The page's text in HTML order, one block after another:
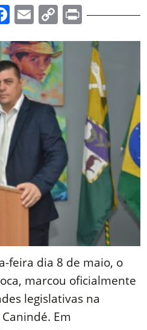
Facebook
EmailCopyPrint
feira dia 8 de maio, o
marcou oficialmente
legislativas na
Em